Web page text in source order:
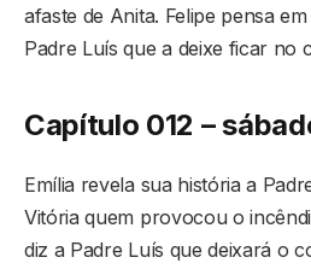
afaste de Anita. Felipe pensa
Padre Luís que a deixe ficar no
Capítulo 012 –
Emília revela sua história a
Vitória quem provocou o
diz a Padre Luís que deixará o